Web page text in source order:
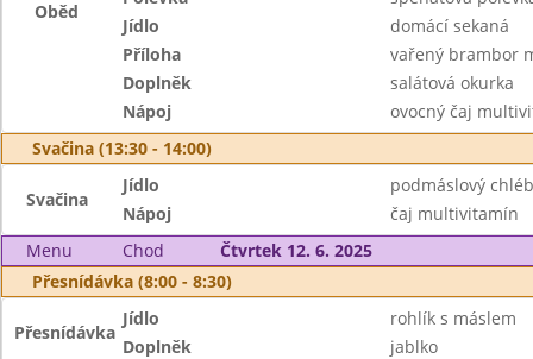
Oběd
Jídlo
domácí sekaná
Příloha
vařený brambor
Doplněk
salátová okurka
Nápoj
ovocný čaj
Svačina (13:30 - 14:00)
Svačina
Jídlo
podmáslový
Nápoj
čaj multivitamín
Menu
Chod
Čtvrtek 12. 6. 2025
Přesnídávka (8:00 - 8:30)
Přesnídávka
Jídlo
rohlík s máslem
Doplněk
jablko